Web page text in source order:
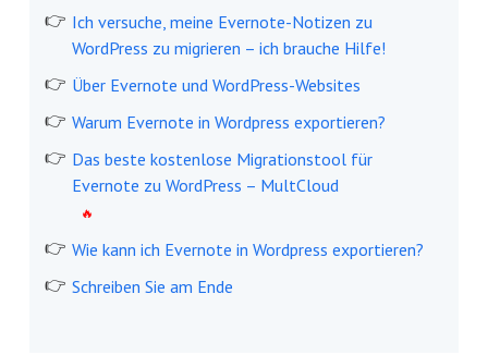
Ich versuche, meine Evernote-Notizen zu
WordPress zu migrieren – ich brauche Hilfe!
Über Evernote und WordPress-Websites
Warum Evernote in Wordpress exportieren?
Das beste kostenlose Migrationstool für
Evernote zu WordPress – MultCloud
Wie kann ich Evernote in Wordpress exportieren?
Schreiben Sie am Ende